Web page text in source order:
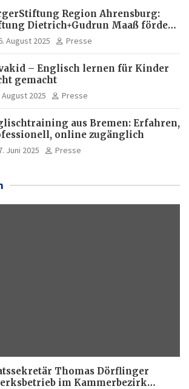
Region Ahrensburg:
Dietrich+Gudrun Maaß fördert
von Frauen
August 2025 Presse
– Englisch lernen für Kinder
gemacht
August 2025 Presse
aus Bremen: Erfahren,
online zugänglich
Juni 2025 Presse
Thomas Dörflinger
im Kammerbezirk